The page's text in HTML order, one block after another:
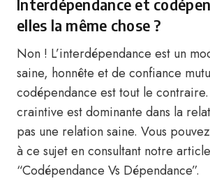
Interdépendance et
elles la même chose ?
Non ! L’interdépendance est un
saine, honnête et de confiance
codépendance est tout le
craintive est dominante dans la
pas une relation saine. Vous
à ce sujet en consultant notre article
“Codépendance Vs Dépendance”.